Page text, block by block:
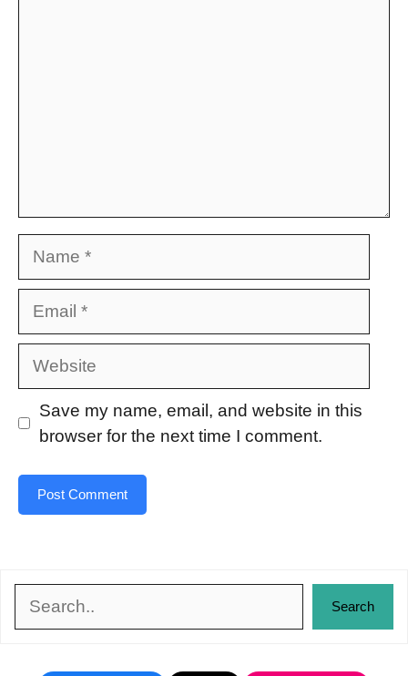
Website
Save my name, email, and website in this
browser for the next time I comment.
Search